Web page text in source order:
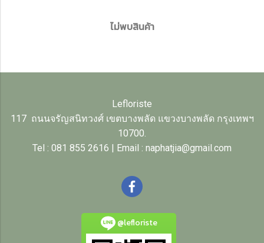
ไม่พบสินค้า
Lefloriste
117 ถนนจรัญสนิทวงศ์ เขตบางพลัด แขวงบางพลัด กรุงเทพฯ
10700.
Tel : 081 855 2616 | Email : naphatjia@gmail.com
@lefloriste